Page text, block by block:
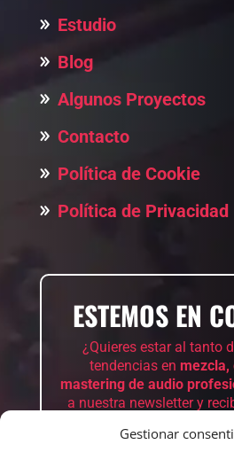
Gestionar
Estudio
Blog
Algunos Proyectos
Contacto
Política de Cookie
Política de Privacidad
ESTEMOS EN
¿Quieres estar al tanto
tendencias en mezcla,
mastering de audio
a nuestra newsletter y
noticiassobre la